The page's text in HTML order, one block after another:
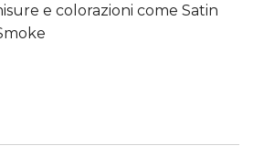
e colorazioni come Satin